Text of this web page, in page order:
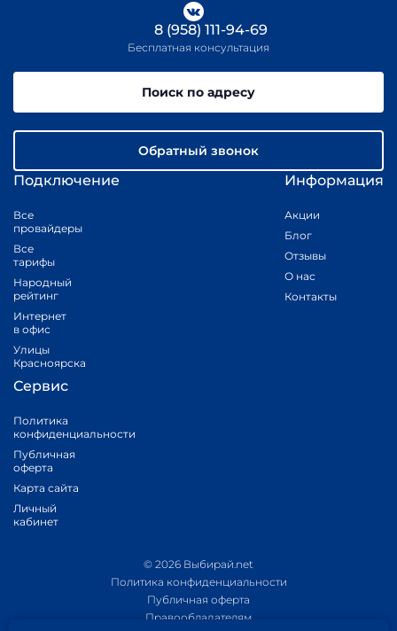
Подключение
Все
провайдеры
Все
тарифы
Народный
рейтинг
Интернет
в офис
Улицы
Красноярска
Информация
Акции
Блог
Отзывы
О нас
Контакты
Сервис
Политика
конфиденциальности
Публичная
оферта
Карта сайта
Личный
кабинет
8 (958) 111-94-69
Бесплатная консультация
Поиск по адресу
Обратный звонок
© 2026 Выбирай.net
Политика конфиденциальности
Публичная оферта
Правообладателям